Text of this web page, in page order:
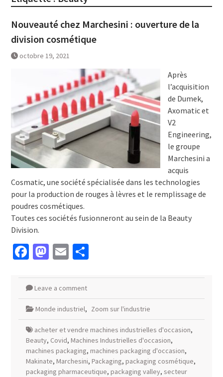
Nouveauté chez Marchesini : ouverture de la
division cosmétique
octobre 19, 2021
Après
l’acquisition
de Dumek,
Axomatic et
V2
Engineering,
le groupe
Marchesini a
acquis
Cosmatic, une société spécialisée dans les technologies
pour la production de rouges à lèvres et le remplissage de
poudres cosmétiques.
Toutes ces sociétés fusionneront au sein de la Beauty
Division.
Facebook
Mastodon
EmailPartager
Leave a comment
Monde industriel, Zoom sur l'industrie
acheter et vendre machines industrielles d'occasion,
Beauty, Covid, Machines Industrielles d'occasion,
machines packaging, machines packaging d'occasion,
Makinate, Marchesini, Packaging, packaging cosmétique,
packaging pharmaceutique, packaging valley, secteur